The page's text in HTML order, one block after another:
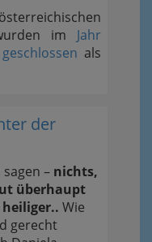
im Jahr
als
der
– nichts,
überhaupt
Wie
gerecht